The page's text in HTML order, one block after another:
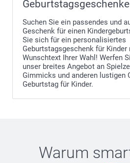
Suchen Sie ein passendes und
Geschenk für einen
Sie sich für ein personalisiertes
Geburtstagsgeschenk für
Wunschtext Ihrer Wahl! Werfen
unser breites Angebot an
Gimmicks und anderen lustigen
Geburtstag für Kinder.
Warum